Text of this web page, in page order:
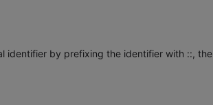
identifier by prefixing the identifier with ::, the